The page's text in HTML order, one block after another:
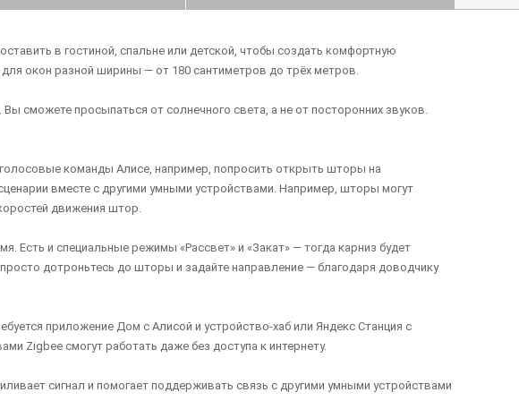
в гостиной, спальне или детской, чтобы создать комфортную
окон разной ширины — от 180 сантиметров до трёх метров.
сможете просыпаться от солнечного света, а не от посторонних звуков.
команды Алисе, например, попросить открыть шторы на
вместе с другими умными устройствами. Например, шторы могут
движения штор.
и специальные режимы «Рассвет» и «Закат» — тогда карниз будет
дотроньтесь до шторы и задайте направление — благодаря доводчику
приложение Дом с Алисой и устройство-хаб или Яндекс Станция с
Zigbee смогут работать даже без доступа к интернету.
сигнал и помогает поддерживать связь с другими умными устройствами